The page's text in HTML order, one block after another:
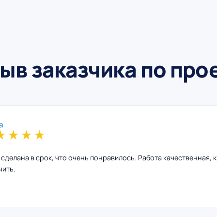
заказчика по
★★★
в срок, что очень понравилось. Работа качественная,